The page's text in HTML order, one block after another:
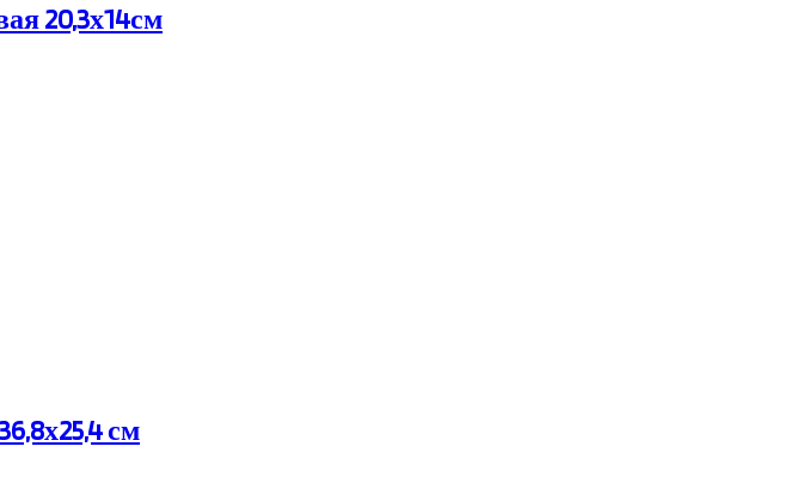
20,3х14см
см